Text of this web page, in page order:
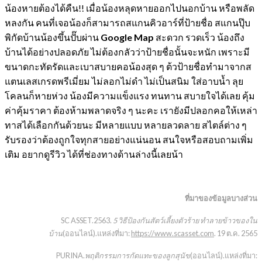
น้องหายต้องได้คืน!! เมื่อน้องหลุดหายออกไปนอกบ้าน หรือพลัด
หลงกัน คนที่เจอน้องก็สามารถสแกนคิวอาร์ที่ป้ายชื่อ สแกนปุ๊บ
พิกัดบ้านน้องขึ้นปั๊บผ่าน Google Map สะดวก รวดเร็ว น้องถึง
บ้านได้อย่างปลอดภัย ไม่ต้องกลัวว่าป้ายชื่อนั้นจะหนัก เพราะมี
ขนาดกะทัดรัดและเบาสบายคอน้องสุด ๆ ต้วป้ายชื่อทำมาจากส
แตนเลสเกรดพรีเมี่ยม ไม่ลอกไม่ดำ ไม่เป็นสนิม ใส่อาบน้ำ ลุย
โคลนก็หายห่วง น้องมีความแข็งแรง ทนทาน สบายใจได้เลย คุ้ม
ค่าคุ้มราคา ต้องห้ามพลาดจริง ๆ นะคะ เรายังมีปลอกคอให้เหล่า
ทาสได้เลือกกันด้วยนะ มีหลายแบบ หลายลวดลาย สไตล์ต่าง ๆ
รับรองว่าต้องถูกใจทุกสายอย่างแน่นอน สนใจหรือสอบถามเพิ่ม
เติม อยากดูรีวิว ได้ที่ช่องทางด้านล่างนี้เลยน้า
ที่มาของข้อมูลบางส่วน
SC ASSET.2563. 5 วิธีป้องกันสัตว์เลี้ยงตัวร้าย ทำลายข้าวของใน
บ้าน(ออนไลน์).แหล่งที่มา:https://www.scasset.com. 19 ต.ค. 2565
PURINA.พฤติกรรมการกัดแทะของลูกสุนัข(ออนไลน์).แหล่งที่มา: